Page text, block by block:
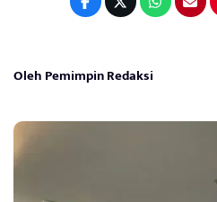
Oleh Pemimpin Redaksi